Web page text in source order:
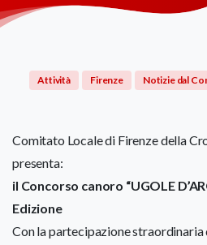
Attività Firenze Notizie dal
Comitato Locale di Firenze della
presenta:
il Concorso canoro “UGOLE
Edizione
Con la partecipazione